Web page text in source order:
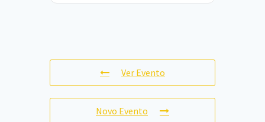
Ver Evento
Novo Evento